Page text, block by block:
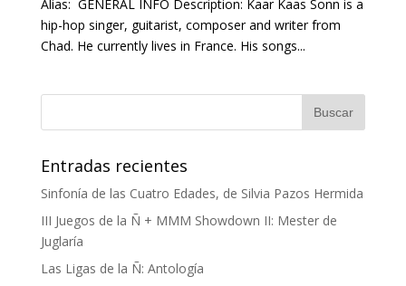
Alias: GENERAL INFO Description: Kaar Kaas Sonn is a
hip-hop singer, guitarist, composer and writer from
Chad. He currently lives in France. His songs...
Entradas recientes
Sinfonía de las Cuatro Edades, de Silvia Pazos Hermida
III Juegos de la Ñ + MMM Showdown II: Mester de
Juglaría
Las Ligas de la Ñ: Antología